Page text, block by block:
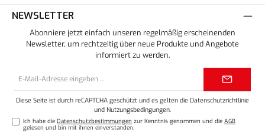
NEWSLETTER
Abonniere jetzt einfach unseren regelmäßig erscheinenden
Newsletter, um rechtzeitig über neue Produkte und Angebote
informiert zu werden.
Diese Seite ist durch reCAPTCHA geschützt und es gelten die Datenschutzrichtlinie
und Nutzungsbedingungen
Ich habe dieDatenschutzbestimmungen zur Kenntnis genommen und dieAGB
gelesen und bin mit ihnen einverstanden.